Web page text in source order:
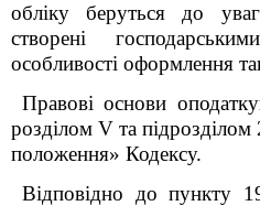
обліку беруться до
створені
особливості оформлення
Правові основи
розділом V та
положення» Кодексу.
Відповідно до пункту